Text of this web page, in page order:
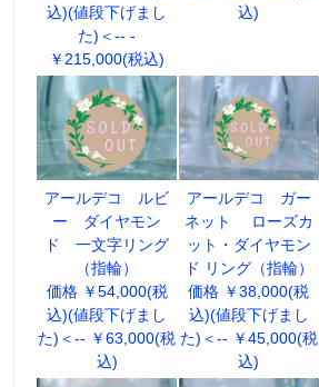
込)(値段下げまし
た)＜-- -
￥215,000(税込)
込)
アールデコ ルビ
ー ダイヤモン
ド 一文字リング
（指輪）
価格 ￥54,000(税
込)(値段下げまし
た)＜-- ￥63,000(税
込)
アールデコ ガー
ネット ローズカ
ット・ダイヤモン
ド リング（指輪）
価格 ￥38,000(税
込)(値段下げまし
た)＜-- ￥45,000(税
込)